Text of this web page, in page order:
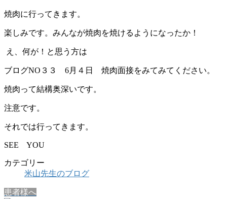
焼肉に行ってきます。
楽しみです。みんなが焼肉を焼けるようになったか！
え、何が！と思う方は
ブログNO３３ 6月４日 焼肉面接をみてみてください。
焼肉って結構奥深いです。
注意です。
それでは行ってきます。
SEE YOU
カテゴリー
米山先生のブログ
患者様へ